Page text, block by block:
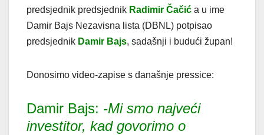
predsjednik predsjednik Radimir Čačić a u ime
Damir Bajs Nezavisna lista (DBNL) potpisao
predsjednik Damir Bajs, sadašnji i budući župan!
Donosimo video-zapise s današnje pressice:
Damir Bajs: -Mi smo najveći
investitor, kad govorimo o